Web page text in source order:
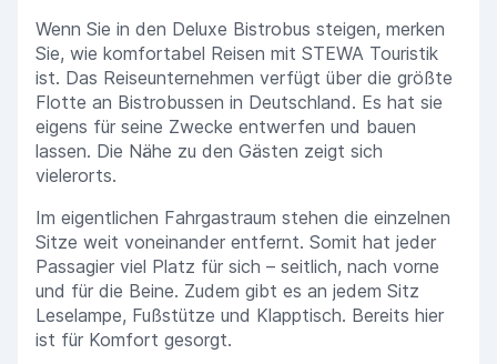
Wenn Sie in den Deluxe Bistrobus steigen, merken
Sie, wie komfortabel Reisen mit STEWA Touristik
ist. Das Reiseunternehmen verfügt über die größte
Flotte an Bistrobussen in Deutschland. Es hat sie
eigens für seine Zwecke entwerfen und bauen
lassen. Die Nähe zu den Gästen zeigt sich
vielerorts.
Im eigentlichen Fahrgastraum stehen die einzelnen
Sitze weit voneinander entfernt. Somit hat jeder
Passagier viel Platz für sich – seitlich, nach vorne
und für die Beine. Zudem gibt es an jedem Sitz
Leselampe, Fußstütze und Klapptisch. Bereits hier
ist für Komfort gesorgt.